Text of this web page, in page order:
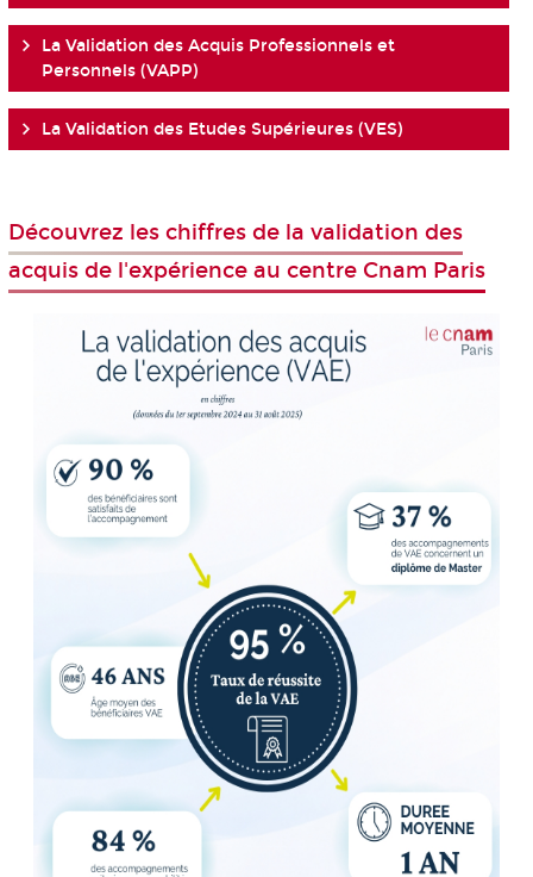
La Validation des Acquis Professionnels et
Personnels (VAPP)
La Validation des Etudes Supérieures (VES)
Découvrez les chiffres de la validation des
acquis de l'expérience au centre Cnam Paris